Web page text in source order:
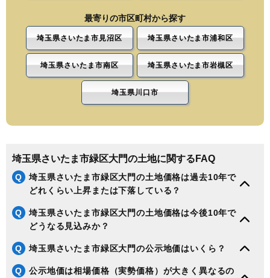
最寄りの市区町村から探す
埼玉県さいたま市見沼区 埼玉県さいたま市浦和区
埼玉県さいたま市南区 埼玉県さいたま市岩槻区
埼玉県川口市
埼玉県さいたま市緑区大門の土地に関するFAQ
Q
埼玉県さいたま市緑区大門の土地価格は過去10年で
どれくらい上昇または下落している？
Q
埼玉県さいたま市緑区大門の土地価格は今後10年で
どうなる見込みか？
Q 埼玉県さいたま市緑区大門の公示地価はいくら？
Q 公示地価は相場価格（実勢価格）が大きく異なるの